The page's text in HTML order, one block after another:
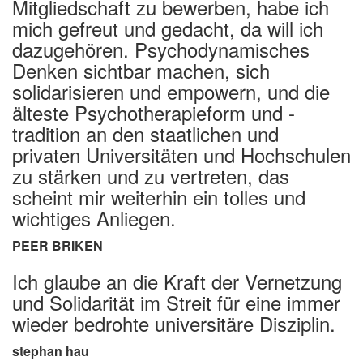
Mitgliedschaft zu bewerben, habe ich
mich gefreut und gedacht, da will ich
dazugehören. Psychodynamisches
Denken sichtbar machen, sich
solidarisieren und empowern, und die
älteste Psychotherapieform und -
tradition an den staatlichen und
privaten Universitäten und Hochschulen
zu stärken und zu vertreten, das
scheint mir weiterhin ein tolles und
wichtiges Anliegen.
PEER BRIKEN
Ich glaube an die Kraft der Vernetzung
und Solidarität im Streit für eine immer
wieder bedrohte universitäre Disziplin.
stephan hau